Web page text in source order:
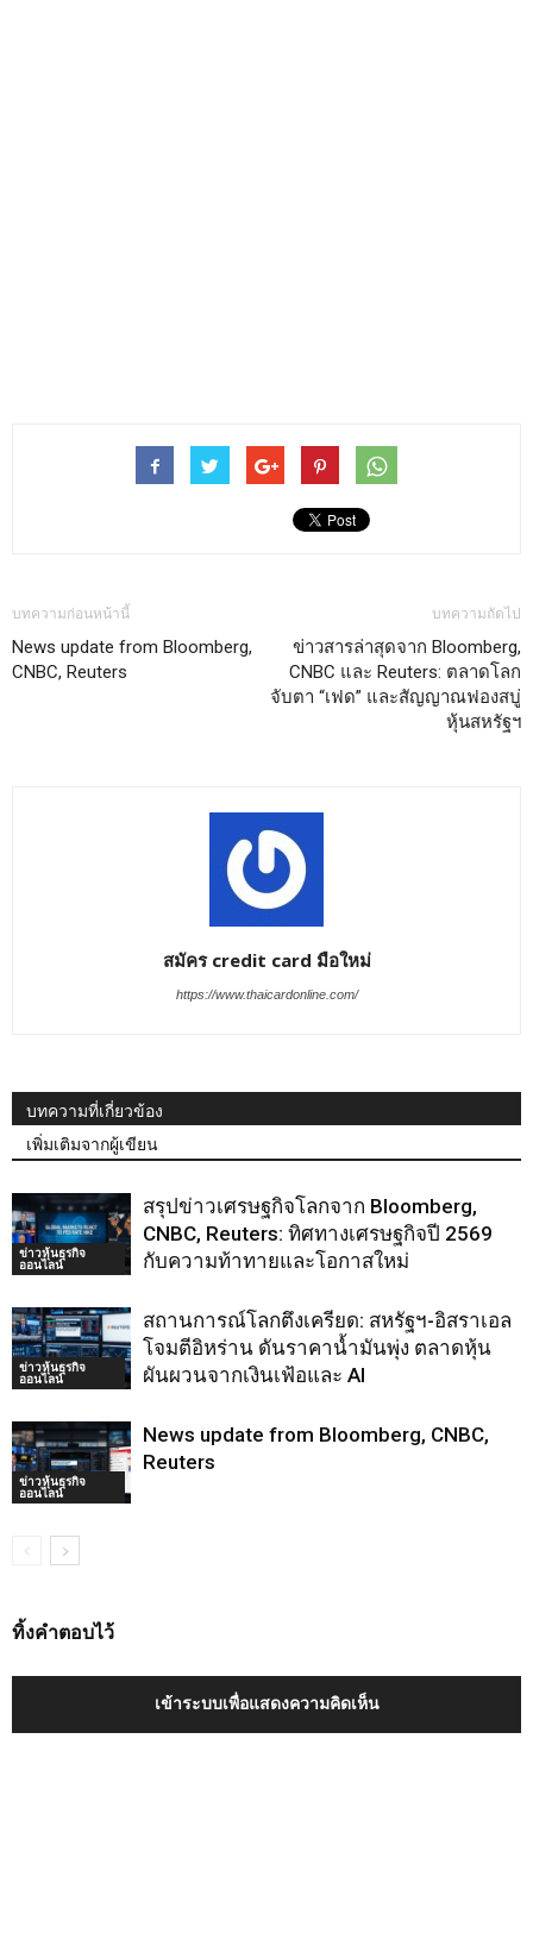
บทความก่อนหน้านี้
News update from Bloomberg,
CNBC, Reuters
บทความถัดไป
ข่าวสารล่าสุดจาก Bloomberg,
CNBC และ Reuters: ตลาดโลก
จับตา “เฟด” และสัญญาณฟองสบู่
หุ้นสหรัฐฯ
สมัคร credit card มือใหม่
https://www.thaicardonline.com/
บทความที่เกี่ยวข้อง
เพิ่มเติมจากผู้เขียน
ข่าวหุ้นธุรกิจ
ออนไลน์
สรุปข่าวเศรษฐกิจโลกจาก Bloomberg,
CNBC, Reuters: ทิศทางเศรษฐกิจปี 2569
กับความท้าทายและโอกาสใหม่
ข่าวหุ้นธุรกิจ
ออนไลน์
สถานการณ์โลกตึงเครียด: สหรัฐฯ-อิสราเอล
โจมตีอิหร่าน ดันราคาน้ำมันพุ่ง ตลาดหุ้น
ผันผวนจากเงินเฟ้อและ AI
ข่าวหุ้นธุรกิจ
ออนไลน์
News update from Bloomberg, CNBC,
Reuters
ทิ้งคำตอบไว้
เข้าระบบเพื่อแสดงความคิดเห็น